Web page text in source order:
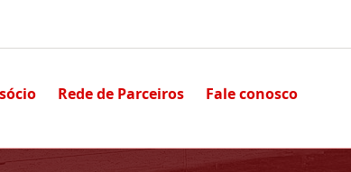
Rede de Parceiros Fale conosco